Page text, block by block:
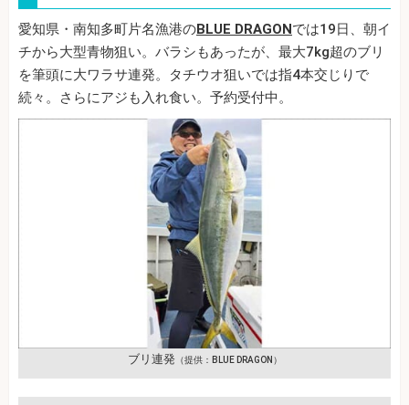
愛知県・南知多町片名漁港のBLUE DRAGONでは19日、朝イ
チから大型青物狙い。バラシもあったが、最大7kg超のブリ
を筆頭に大ワラサ連発。タチウオ狙いでは指4本交じりで
続々。さらにアジも入れ食い。予約受付中。
ブリ連発 （提供：BLUE DRAGON）